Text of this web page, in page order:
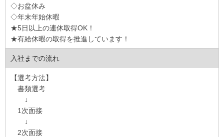
◇お盆休み
◇年末年始休暇
★5日以上の連休取得OK！
★有給休暇の取得を推進しています！
入社までの流れ
【選考方法】
書類選考
↓
1次面接
↓
2次面接